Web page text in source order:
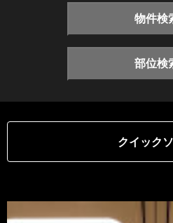
物件検
部位検
クイック